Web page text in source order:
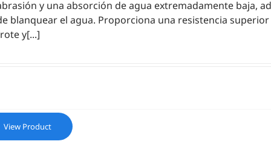
y una absorción de agua extremadamente baja,
blanquear el agua. Proporciona una resistencia superior
y[...]
View Product